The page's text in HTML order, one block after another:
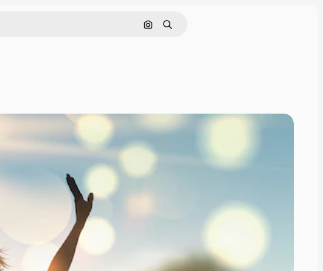
画像で検索
検索